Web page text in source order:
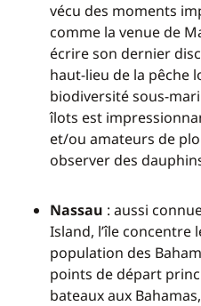
vécu des moments
comme la venue de
écrire son dernier
haut-lieu de la pêche
biodiversité sous-
îlots est
et/ou amateurs de
observer des
Nassau : aussi
Island, l’île concentre
population des
points de départ
bateaux aux